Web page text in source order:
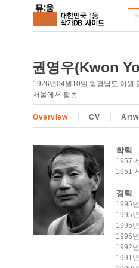
권영우(Kwon
1926년04월10일 함경남도 이원
서울에서 활동
Overview CV
학력
1957
1951
경력
1995
1995
1995
1995
1992
1991